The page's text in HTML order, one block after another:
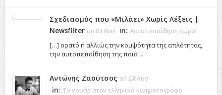
Σχεδιασμός που «Μιλάει» Χωρίς Λέξεις |
Newsfilter on 03 Νοέ in: Αυτοπεποίθηση τώρα!
[…] ορατό ή αλλιώς την κομψότητα της απλότητας,
την αυτοπεποίθηση της ποιό ...
Αντώνης Ζαούτσος on 24 Αυγ
in: Το νουάρ στον ελληνικό κινηματογράφο